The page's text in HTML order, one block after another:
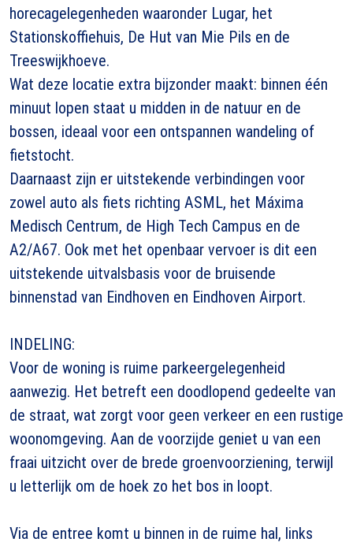
horecagelegenheden waaronder Lugar, het
Stationskoffiehuis, De Hut van Mie Pils en de
Treeswijkhoeve.
Wat deze locatie extra bijzonder maakt: binnen één
minuut lopen staat u midden in de natuur en de
bossen, ideaal voor een ontspannen wandeling of
fietstocht.
Daarnaast zijn er uitstekende verbindingen voor
zowel auto als fiets richting ASML, het Máxima
Medisch Centrum, de High Tech Campus en de
A2/A67. Ook met het openbaar vervoer is dit een
uitstekende uitvalsbasis voor de bruisende
binnenstad van Eindhoven en Eindhoven Airport.
INDELING:
Voor de woning is ruime parkeergelegenheid
aanwezig. Het betreft een doodlopend gedeelte van
de straat, wat zorgt voor geen verkeer en een rustige
woonomgeving. Aan de voorzijde geniet u van een
fraai uitzicht over de brede groenvoorziening, terwijl
u letterlijk om de hoek zo het bos in loopt.
Via de entree komt u binnen in de ruime hal, links